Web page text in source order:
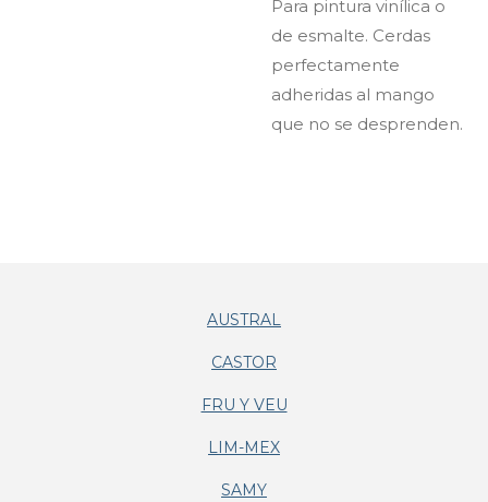
Para pintura vinílica o
de esmalte. Cerdas
perfectamente
adheridas al mango
que no se desprenden.
AUSTRAL
CASTOR
FRU Y VEU
LIM-MEX
SAMY